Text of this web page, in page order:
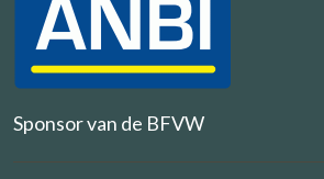
Sponsor van de BFVW